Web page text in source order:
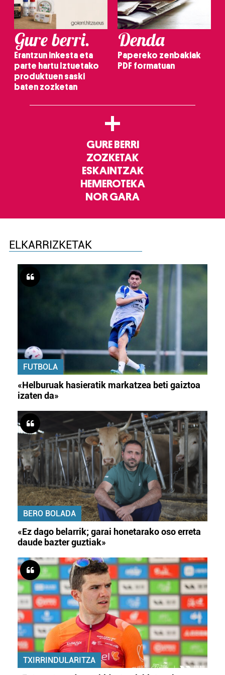
Gure berri.
Erantzun inkesta eta
parte hartu Iztuetako
produktuen saski
baten zozketan
Denda
Papereko zenbakiak
PDF formatuan
+
GURE BERRI
ZOZKETAK
ESKAINTZAK
HEMEROTEKA
NOR GARA
ELKARRIZKETAK
FUTBOLA
«Helburuak hasieratik markatzea beti gaiztoa
izaten da»
BERO BOLADA
«Ez dago belarrik; garai honetarako oso erreta
daude bazter guztiak»
TXIRRINDULARITZA